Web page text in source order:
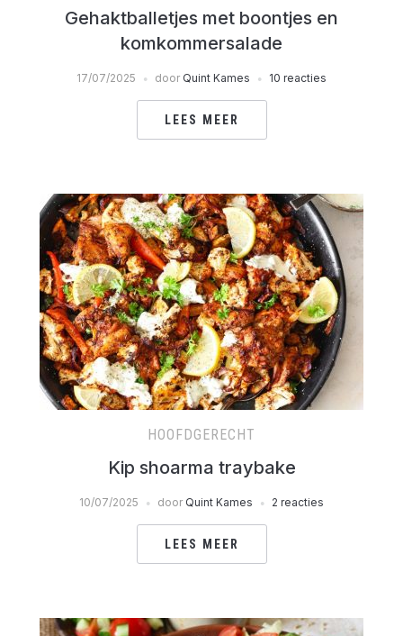
Gehaktballetjes met boontjes en
komkommersalade
17/07/2025 door Quint Kames 10 reacties
LEES MEER
HOOFDGERECHT
Kip shoarma traybake
10/07/2025 door Quint Kames 2 reacties
LEES MEER